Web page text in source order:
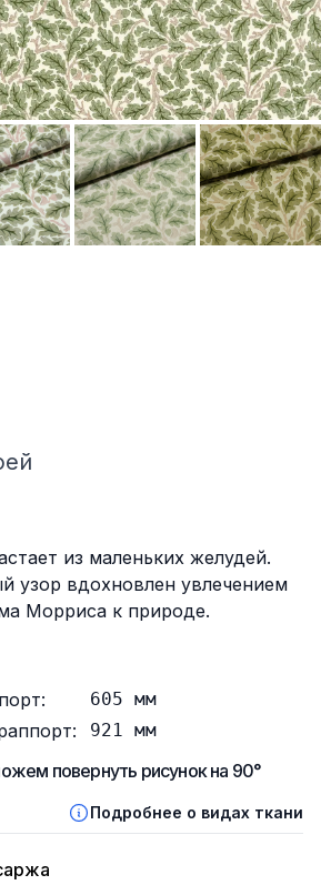
из маленьких желудей.
узор вдохновлен увлечением
Морриса к природе.
605 мм
921 мм
повернуть рисунок на 90°
Подробнее о видах ткани